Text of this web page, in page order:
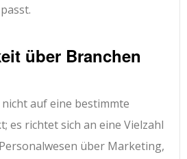
über Branchen
auf eine bestimmte
es richtet sich an eine Vielzahl
über Marketing,